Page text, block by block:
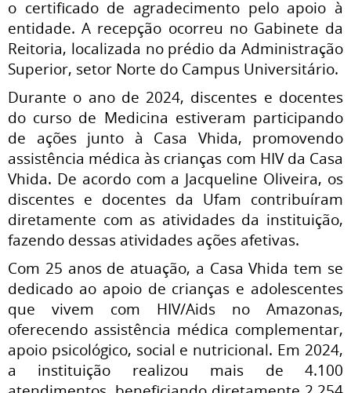
o certificado de agradecimento pelo apoio à
entidade. A recepção ocorreu no Gabinete da
Reitoria, localizada no prédio da Administração
Superior, setor Norte do Campus Universitário.
Durante o ano de 2024, discentes e docentes
do curso de Medicina estiveram participando
de ações junto à Casa Vhida, promovendo
assistência médica às crianças com HIV da Casa
Vhida. De acordo com a Jacqueline Oliveira, os
discentes e docentes da Ufam contribuíram
diretamente com as atividades da instituição,
fazendo dessas atividades ações afetivas.
Com 25 anos de atuação, a Casa Vhida tem se
dedicado ao apoio de crianças e adolescentes
que vivem com HIV/Aids no Amazonas,
oferecendo assistência médica complementar,
apoio psicológico, social e nutricional. Em 2024,
a instituição realizou mais de 4.100